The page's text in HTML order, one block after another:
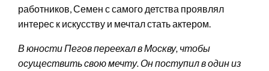
работников, Семен с самого детства проявлял
интерес к искусству и мечтал стать актером.
В юности Пегов переехал в Москву, чтобы
осуществить свою мечту. Он поступил в один из